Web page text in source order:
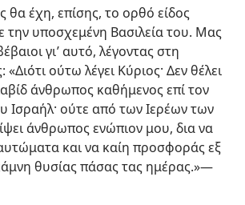
έχη, επίσης, το ορθό είδος
την υποσχεμένη Βασιλεία του. Μας
γι’ αυτό, λέγοντας στη
«Διότι ούτω λέγει Κύριος· Δεν θέλει
άνθρωπος καθήμενος επί τον
Ισραήλ· ούτε από των Ιερέων των
άνθρωπος ενώπιον μου, δια να
και να καίη προσφοράς εξ
θυσίας πάσας τας ημέρας.»—